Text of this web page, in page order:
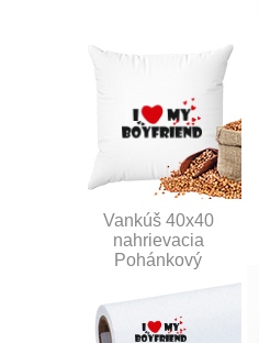
Vankúš 40x40
nahrievacia
Pohánkový